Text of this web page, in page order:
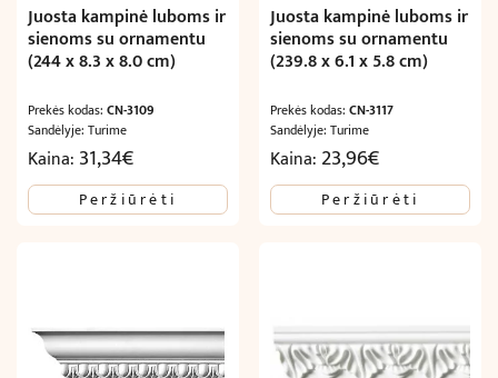
Juosta kampinė luboms ir
sienoms su ornamentu
(244 x 8.3 x 8.0 cm)
Prekės kodas: CN-3109
Sandėlyje: Turime
Kaina: 31,34€
Peržiūrėti
Juosta kampinė luboms ir
sienoms su ornamentu
(239.8 x 6.1 x 5.8 cm)
Prekės kodas:CN-3117
Sandėlyje: Turime
Kaina: 23,96€
Peržiūrėti